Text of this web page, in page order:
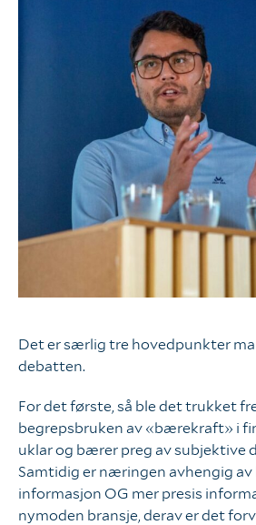
Våre verdier
Vår kompetanse
Hva gjør vi?
Enigma
Våre ansatte
Det er særlig tre hovedpunkter
debatten.
For det første, så ble det trukket
begrepsbruken av «bærekraft» i
uklar og bærer preg av subjektive
Samtidig er næringen avhengig av
informasjon OG mer presis
nymoden bransje, derav er det